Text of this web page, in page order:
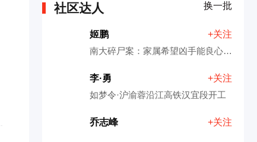
社区达人 换一批
姬鹏
+关注
南大碎尸案：家属希望凶手能良心发现认罪，这般喊话到底有用吗？
李·勇
+关注
如梦令·沪渝蓉沿江高铁汉宜段开工
乔志峰 +关注